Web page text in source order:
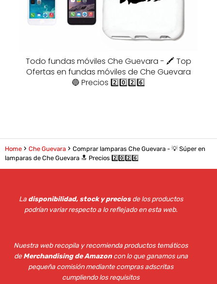
Todo fundas móviles Che Guevara - 🖍️ Top
Ofertas en fundas móviles de Che Guevara
🔵 Precios 2️⃣0️⃣2️⃣6️⃣
Home Che Guevara
Comprar lamparas Che Guevara - 💡 Súper en
lamparas de Che Guevara 🔝 Precios 2️⃣0️⃣2️⃣6️⃣
La disponibilidad, stock y preciosde los productos
podrían variar respecto a lo reflejado en esta web.
Nuestra web recopila y recomienda productos temáticos
deMerchandising de Amazoncon lo que ganamos una
pequeña comisión mediante compras adscritas
cumpliendo los requisitos